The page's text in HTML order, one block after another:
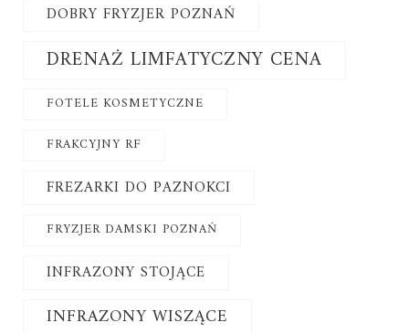
DOBRY FRYZJER POZNAŃ
DRENAŻ LIMFATYCZNY CENA
FOTELE KOSMETYCZNE
FRAKCYJNY RF
FREZARKI DO PAZNOKCI
FRYZJER DAMSKI POZNAŃ
INFRAZONY STOJĄCE
INFRAZONY WISZĄCE